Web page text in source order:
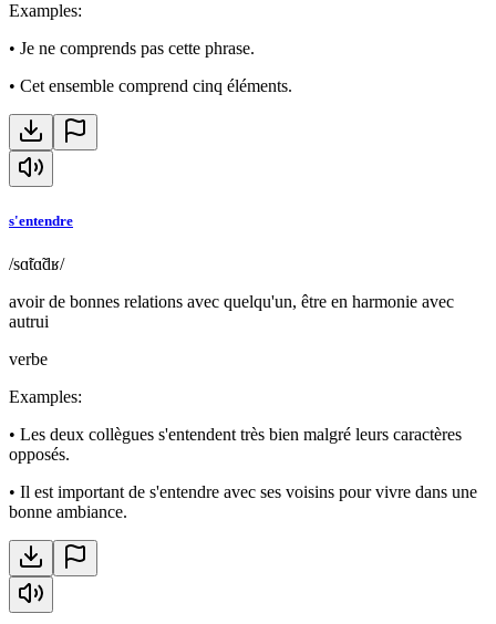
Examples:
• Je ne comprends pas cette phrase.
• Cet ensemble comprend cinq éléments.
s'entendre
/sɑ̃tɑ̃dʁ/
avoir de bonnes relations avec quelqu'un, être en harmonie avec
autrui
verbe
Examples:
• Les deux collègues s'entendent très bien malgré leurs caractères
opposés.
• Il est important de s'entendre avec ses voisins pour vivre dans une
bonne ambiance.